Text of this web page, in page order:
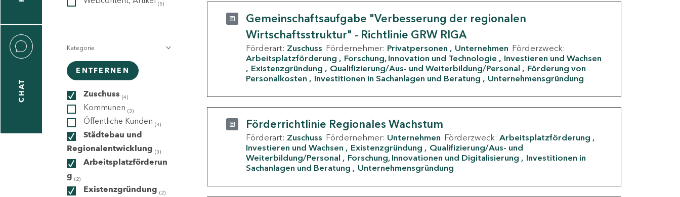
CHAT
(5)
Kategorie
ENTFERNEN
Zuschuss (4)
Kommunen (3)
Öffentliche Kunden (3)
Städtebau und
Regionalentwicklung (3)
Arbeitsplatzförderun
g (2)
Existenzgründung (2)
Gemeinschaftsaufgabe "Verbesserung der regionalen
Wirtschaftsstruktur" - Richtlinie GRW RIGA
Förderart: Zuschuss Fördernehmer: Privatpersonen Unternehmen Förderzweck:
Arbeitsplatzförderung
Forschung, Innovation und Technologie
Investieren und Wachsen
Existenzgründung
Qualifizierung/Aus- und Weiterbildung/Personal
Förderung von
Personalkosten
Investitionen in Sachanlagen und Beratung Unternehmensgründung
Förderrichtlinie Regionales Wachstum
Förderart: Zuschuss Fördernehmer: Unternehmen Förderzweck: Arbeitsplatzförderung
Investieren und Wachsen
Existenzgründung
Qualifizierung/Aus- und
Weiterbildung/Personal
Forschung, Innovationen und Digitalisierung
Investitionen in
Sachanlagen und Beratung
Unternehmensgründung